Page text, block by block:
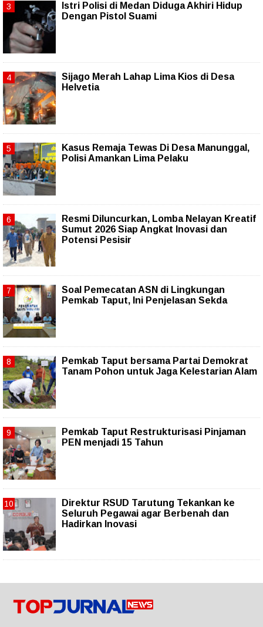
Istri Polisi di Medan Diduga Akhiri Hidup
Dengan Pistol Suami
Sijago Merah Lahap Lima Kios di Desa
Helvetia
Kasus Remaja Tewas Di Desa Manunggal,
Polisi Amankan Lima Pelaku
Resmi Diluncurkan, Lomba Nelayan Kreatif
Sumut 2026 Siap Angkat Inovasi dan
Potensi Pesisir
Soal Pemecatan ASN di Lingkungan
Pemkab Taput, Ini Penjelasan Sekda
Pemkab Taput bersama Partai Demokrat
Tanam Pohon untuk Jaga Kelestarian Alam
Pemkab Taput Restrukturisasi Pinjaman
PEN menjadi 15 Tahun‎
Direktur RSUD Tarutung Tekankan ke
Seluruh Pegawai agar Berbenah dan
Hadirkan Inovasi